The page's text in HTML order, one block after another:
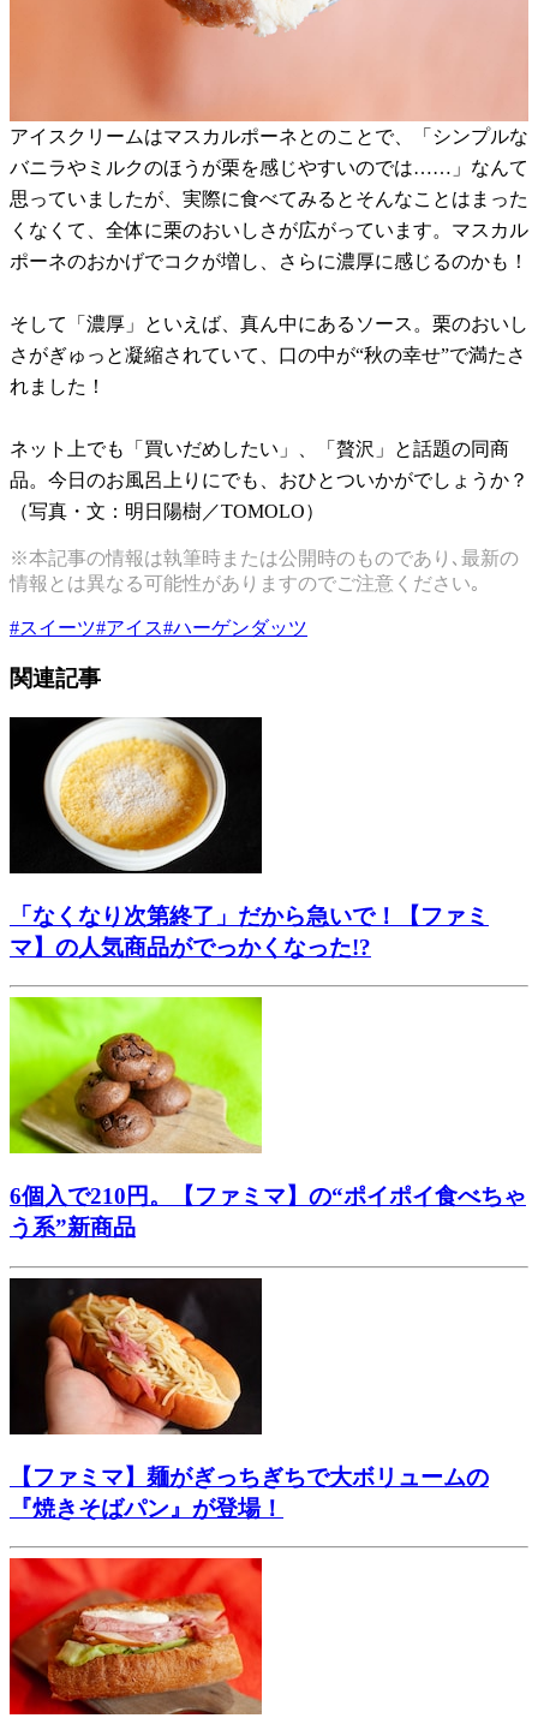
アイスクリームはマスカルポーネとのことで、「シンプルな
バニラやミルクのほうが栗を感じやすいのでは……」なんて
思っていましたが、実際に食べてみるとそんなことはまった
くなくて、全体に栗のおいしさが広がっています。マスカル
ポーネのおかげでコクが増し、さらに濃厚に感じるのかも！
そして「濃厚」といえば、真ん中にあるソース。栗のおいし
さがぎゅっと凝縮されていて、口の中が“秋の幸せ”で満たさ
れました！
ネット上でも「買いだめしたい」、「贅沢」と話題の同商
品。今日のお風呂上りにでも、おひとついかがでしょうか？
（写真・文：明日陽樹／TOMOLO）
※本記事の情報は執筆時または公開時のものであり､最新の
情報とは異なる可能性がありますのでご注意ください｡
#スイーツ#アイス#ハーゲンダッツ
関連記事
「なくなり次第終了」だから急いで！【ファミ
マ】の人気商品がでっかくなった!?
6個入で210円。【ファミマ】の“ポイポイ食べちゃ
う系”新商品
【ファミマ】麺がぎっちぎちで大ボリュームの
『焼きそばパン』が登場！